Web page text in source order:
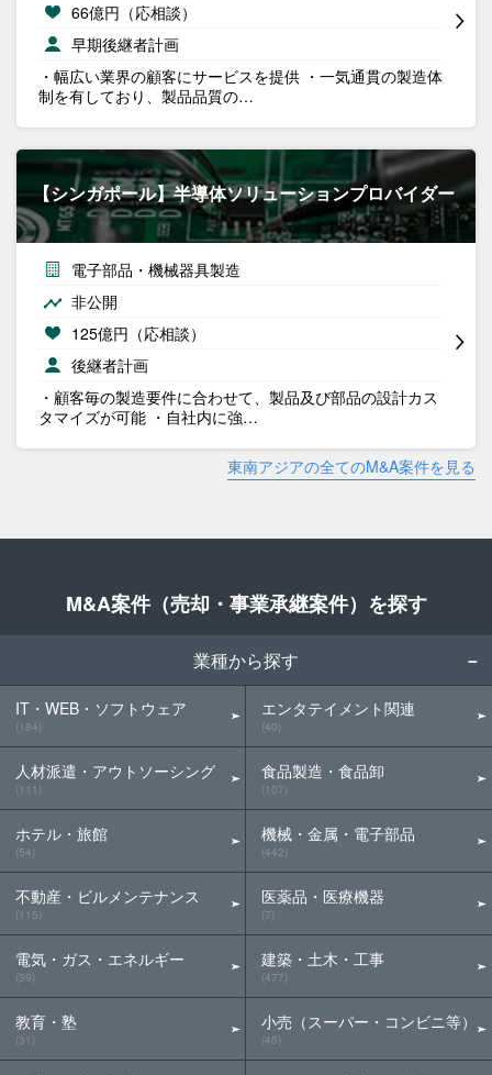
66億円（応相談）
早期後継者計画
・幅広い業界の顧客にサービスを提供 ・一気通貫の製造体
制を有しており、製品品質の…
【シンガポール】半導体ソリューションプロバイダー
電子部品・機械器具製造
非公開
125億円（応相談）
後継者計画
・顧客毎の製造要件に合わせて、製品及び部品の設計カス
タマイズが可能 ・自社内に強…
東南アジアの全てのM&A案件を見る
M&A案件（売却・事業承継案件）を探す
業種から探す
IT・WEB・ソフトウェア
(184)
人材派遣・アウトソーシング
(111)
ホテル・旅館
(54)
不動産・ビルメンテナンス
(115)
電気・ガス・エネルギー
(39)
教育・塾
(31)
エンタテイメント関連
(40)
食品製造・食品卸
(107)
機械・金属・電子部品
(442)
医薬品・医療機器
(7)
建築・土木・工事
(477)
小売（スーパー・コンビニ等）
(45)